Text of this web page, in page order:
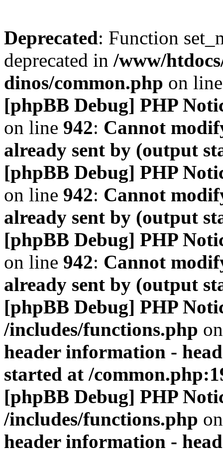
Deprecated: Function
deprecated in /www/
dinos/common.php on
[phpBB Debug] PHP
on line 942: Cannot
already sent by (output
[phpBB Debug] PHP
on line 942: Cannot
already sent by (output
[phpBB Debug] PHP
on line 942: Cannot
already sent by (output
[phpBB Debug] PHP
/includes/functions.php
header information -
started at /
[phpBB Debug] PHP
/includes/functions.php
header information -